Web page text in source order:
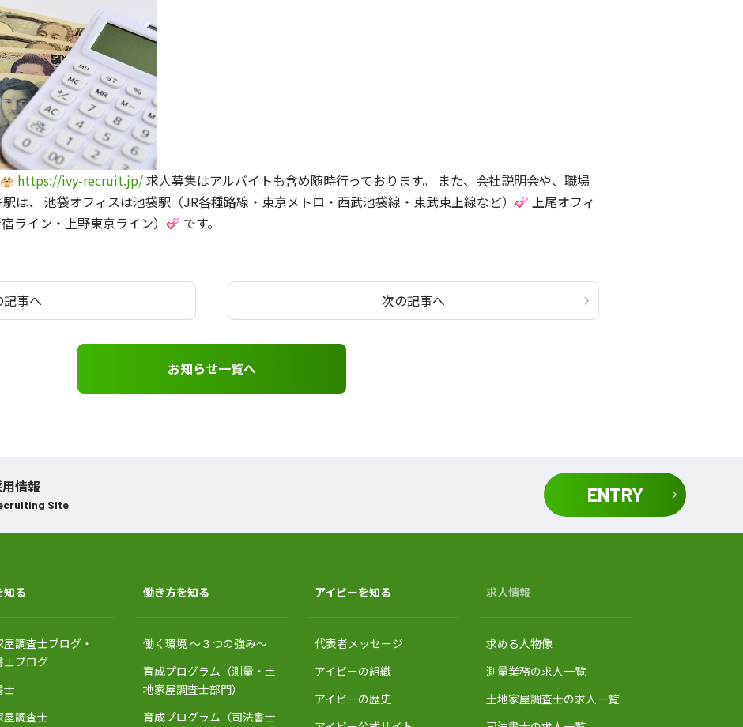
https://ivy-recruit.jp/求人募集はアルバイトも含め随時行っております。 また、会社説明会や、職場
は、 池袋オフィスは池袋駅（JR各種路線・東京メトロ・西武池袋線・東武東上線など）
上尾オフィ
ライン・上野東京ライン）
です。
記事へ 次の記事へ
お知らせ一覧へ
情報
Site ENTRY
知る
屋調査士ブログ・
士ブログ
士
屋調査士
働き方を知る
働く環境 〜３つの強み〜
育成プログラム（測量・土
地家屋調査士部門）
育成プログラム（司法書士
アイビーを知る
代表者メッセージ
アイビーの組織
アイビーの歴史
求人情報
求める人物像
測量業務の求人一覧
土地家屋調査士の求人一覧